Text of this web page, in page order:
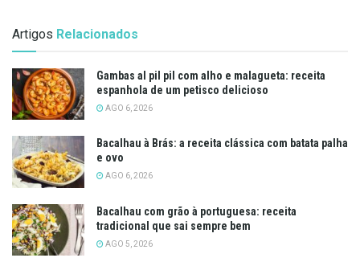
Artigos Relacionados
Gambas al pil pil com alho e malagueta: receita
espanhola de um petisco delicioso
AGO 6, 2026
Bacalhau à Brás: a receita clássica com batata palha
e ovo
AGO 6, 2026
Bacalhau com grão à portuguesa: receita
tradicional que sai sempre bem
AGO 5, 2026